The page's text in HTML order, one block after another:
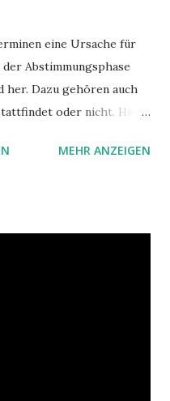
eine Ursache für
Abstimmungsphase
her. Dazu gehören auch
oder nicht. Hier
MEHR ANZEIGEN